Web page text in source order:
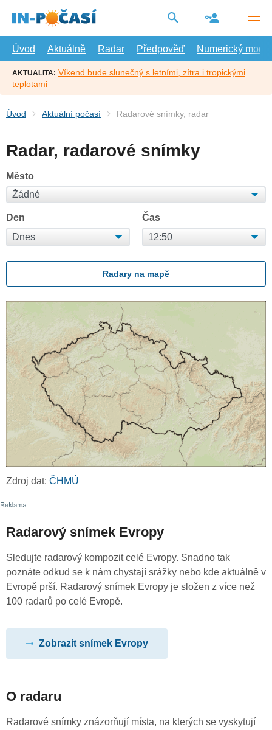
hlavní
Úvod
Aktuálně Radar Předpověď Numerický model
AKTUALITA: Víkend bude slunečný s letními, zítra i tropickými
teplotami
Úvod Aktuální počasí Radarové snímky, radar
Radar, radarové snímky
Město
Den Čas
Radary na mapě
Zdroj dat: ČHMÚ
Radarový snímek Evropy
Sledujte radarový kompozit celé Evropy. Snadno tak
poznáte odkud se k nám chystají srážky nebo kde aktuálně v
Evropě prší. Radarový snímek Evropy je složen z více než
100 radarů po celé Evropě.
Zobrazit snímek Evropy
O radaru
Radarové snímky znázorňují místa, na kterých se vyskytují